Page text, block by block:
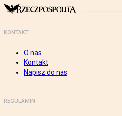
KONTAKT
O nas
Kontakt
Napisz do nas
REGULAMIN